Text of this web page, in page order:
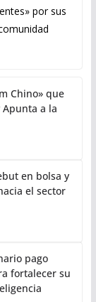
por sus
Chino» que
a la
en bolsa y
el sector
pago
fortalecer su